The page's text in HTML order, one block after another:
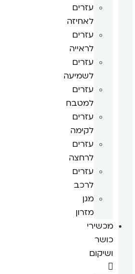
עזרים
לאחיזה
עזרים
לראייה
עזרים
לשמיעה
עזרים
למטבח
עזרים
לקימה
עזרים
לרחצה
עזרים
לרכב
מגן
מזרון
מכשירי
כושר
ושיקום